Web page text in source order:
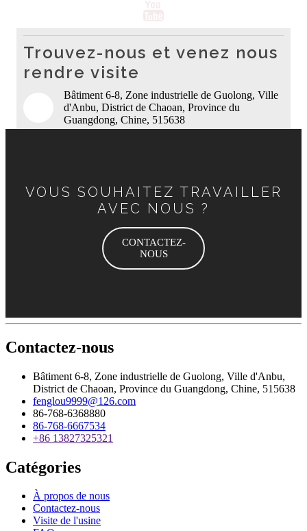
Trouvez-nous et venez nous
rendre visite
Bâtiment 6-8, Zone industrielle de Guolong, Ville
d'Anbu, District de Chaoan, Province du
Guangdong, Chine, 515638
VOUS SOUHAITEZ TRAVAILLER
AVEC NOUS ?
CONTACTEZ-
NOUS
Contactez-nous
Bâtiment 6-8, Zone industrielle de Guolong, Ville d'Anbu,
District de Chaoan, Province du Guangdong, Chine, 515638
fenglou9999@126.com
86-768-6368880
86-768-6667534
+86 13827325321
Catégories
À propos de nous
Contactez-nous
Visite de l'usine